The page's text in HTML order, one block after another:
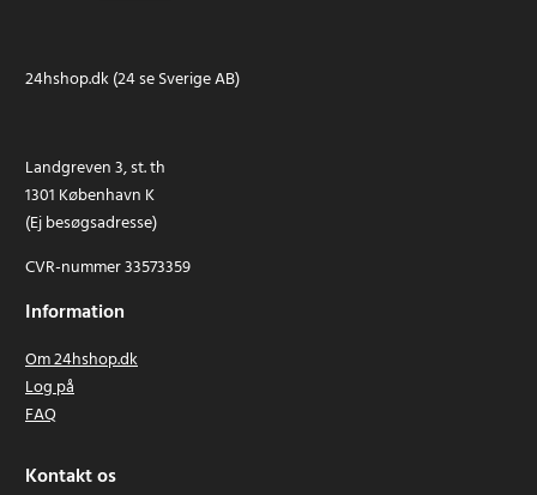
24hshop.dk (24 se Sverige AB)
Landgreven 3, st. th
1301 København K
(Ej besøgsadresse)
CVR-nummer 33573359
Information
Om 24hshop.dk
Log på
FAQ
Kontakt os